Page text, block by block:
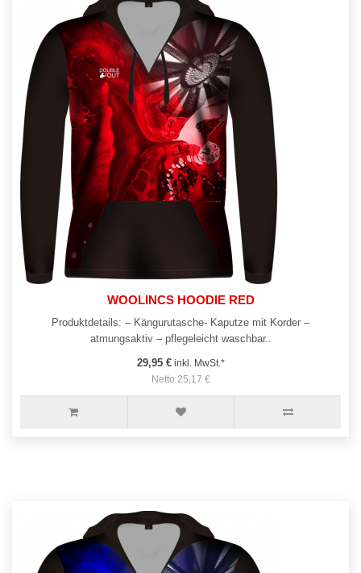
WOOLINCS HOODIE RED
Produktdetails: – Kängurutasche- Kaputze mit Korder –
atmungsaktiv – pflegeleicht waschbar..
29,95 €inkl. MwSt.*
Netto 25,17 €